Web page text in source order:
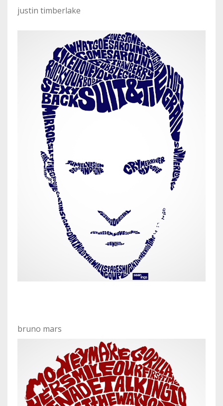
justin timberlake
bruno mars